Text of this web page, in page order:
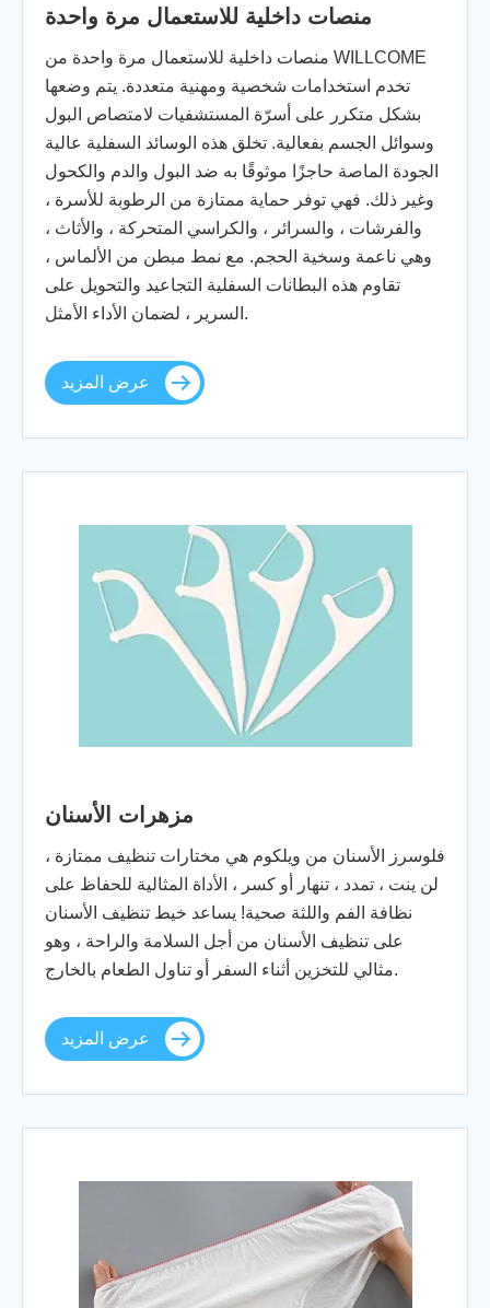
منصات داخلية للاستعمال مرة واحدة
منصات داخلية للاستعمال مرة واحدة من WILLCOME
تخدم استخدامات شخصية ومهنية متعددة. يتم وضعها
بشكل متكرر على أسرّة المستشفيات لامتصاص البول
وسوائل الجسم بفعالية. تخلق هذه الوسائد السفلية عالية
الجودة الماصة حاجزًا موثوقًا به ضد البول والدم والكحول
وغير ذلك. فهي توفر حماية ممتازة من الرطوبة للأسرة ،
والفرشات ، والسرائر ، والكراسي المتحركة ، والأثاث ،
وهي ناعمة وسخية الحجم. مع نمط مبطن من الألماس ،
تقاوم هذه البطانات السفلية التجاعيد والتحويل على
السرير ، لضمان الأداء الأمثل.
مزهرات الأسنان
فلوسرز الأسنان من ويلكوم هي مختارات تنظيف ممتازة ،
لن ينت ، تمدد ، تنهار أو كسر ، الأداة المثالية للحفاظ على
نظافة الفم واللثة صحية! يساعد خيط تنظيف الأسنان
على تنظيف الأسنان من أجل السلامة والراحة ، وهو
مثالي للتخزين أثناء السفر أو تناول الطعام بالخارج.